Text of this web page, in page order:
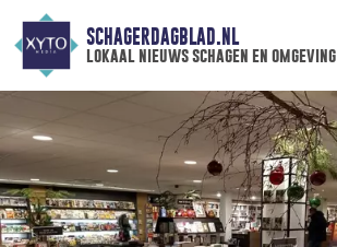
SCHAGERDAGBLAD.NL
lokaal nieuws schagen en omgeving